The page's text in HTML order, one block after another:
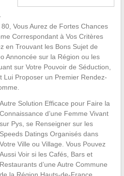
Vous Aurez de Fortes Chances
Correspondant à Vos Critères
en Trouvant les Bons Sujet de
Annoncée sur la Région ou les
sur Votre Pouvoir de Séduction,
Lui Proposer un Premier Rendez-
Autre Solution Efficace pour Faire la
Connaissance d’une Femme Vivant
sur Pys, se Renseigner sur les
Speeds Datings Organisés dans
Votre Ville ou Village. Vous Pouvez
Aussi Voir si les Cafés, Bars et
Restaurants d’une Autre Commune